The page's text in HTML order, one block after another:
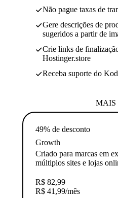
Não pague taxas de
Gere descrições de
sugeridos a partir de
Crie links de
Hostinger.store
Receba suporte do
MAIS
49% de desconto
Growth
Criado para marcas em
múltiplos sites e lojas
R$ 82,99
R$ 41,99/mês